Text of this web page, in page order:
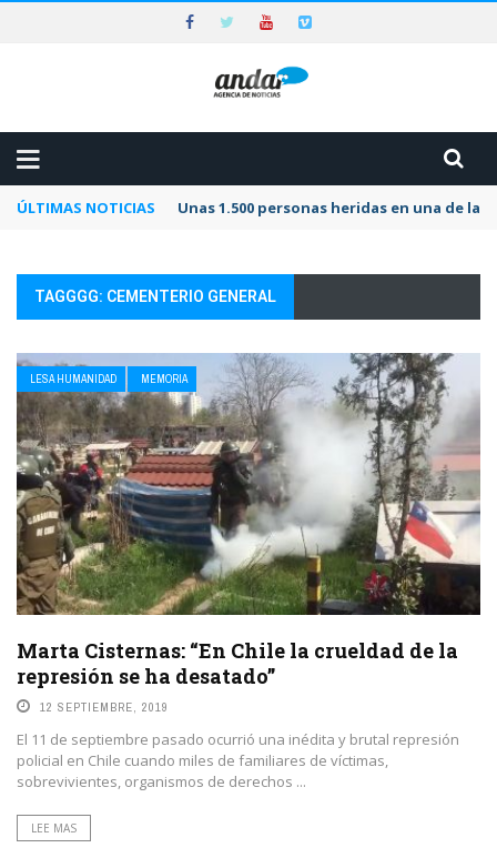
ÚLTIMAS NOTICIAS Unas 1.500 personas heridas en una de
TAGGGG: CEMENTERIO GENERAL
LESA HUMANIDAD MEMORIA
Marta Cisternas: “En Chile la crueldad de la
represión se ha desatado”
12 SEPTIEMBRE, 2019
El 11 de septiembre pasado ocurrió una inédita y brutal represión
policial en Chile cuando miles de familiares de víctimas,
sobrevivientes, organismos de derechos ...
LEE MAS